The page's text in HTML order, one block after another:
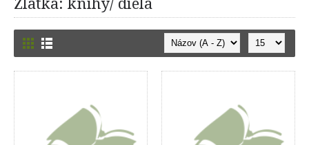
Zlatka: knihy/ diela